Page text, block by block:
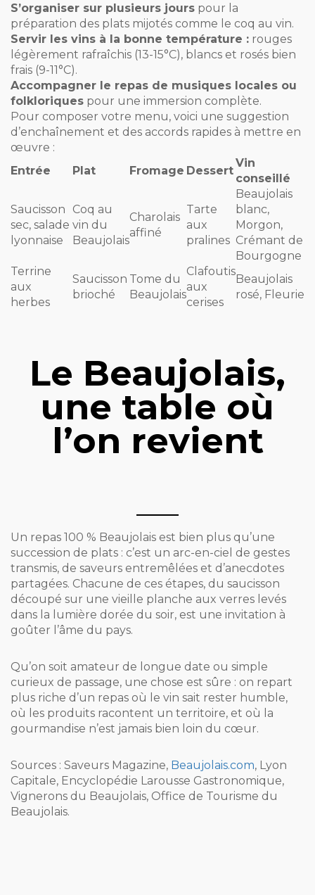
S’organiser sur plusieurs jours pour la
préparation des plats mijotés comme le coq au vin.
Servir les vins à la bonne température : rouges
légèrement rafraîchis (13-15°C), blancs et rosés bien
frais (9-11°C).
Accompagner le repas de musiques locales ou
folkloriques pour une immersion complète.
Pour composer votre menu, voici une suggestion
d’enchaînement et des accords rapides à mettre en
œuvre :
Entrée
Plat Fromage Dessert
Vin
conseillé
Saucisson
sec, salade
lyonnaise
Coq au
vin du
Beaujolais
Charolais
affiné
Tarte
aux
pralines
Beaujolais
blanc,
Morgon,
Crémant de
Bourgogne
Terrine
aux
herbes
Saucisson
brioché
Tome du
Beaujolais
Clafoutis
aux
cerises
Beaujolais
rosé, Fleurie
Le Beaujolais,
une table où
l’on revient
Un repas 100 % Beaujolais est bien plus qu’une
succession de plats : c’est un arc-en-ciel de gestes
transmis, de saveurs entremêlées et d’anecdotes
partagées. Chacune de ces étapes, du saucisson
découpé sur une vieille planche aux verres levés
dans la lumière dorée du soir, est une invitation à
goûter l’âme du pays.
Qu’on soit amateur de longue date ou simple
curieux de passage, une chose est sûre : on repart
plus riche d’un repas où le vin sait rester humble,
où les produits racontent un territoire, et où la
gourmandise n’est jamais bien loin du cœur.
Sources : Saveurs Magazine, Beaujolais.com, Lyon
Capitale, Encyclopédie Larousse Gastronomique,
Vignerons du Beaujolais, Office de Tourisme du
Beaujolais.